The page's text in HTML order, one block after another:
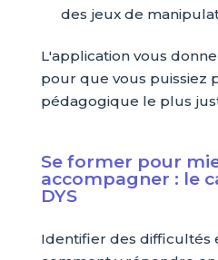
des jeux de
L'application vous
pour que vous puissiez
pédagogique le plus
Se former pour
accompagner : le
DYS
Identifier des difficultés